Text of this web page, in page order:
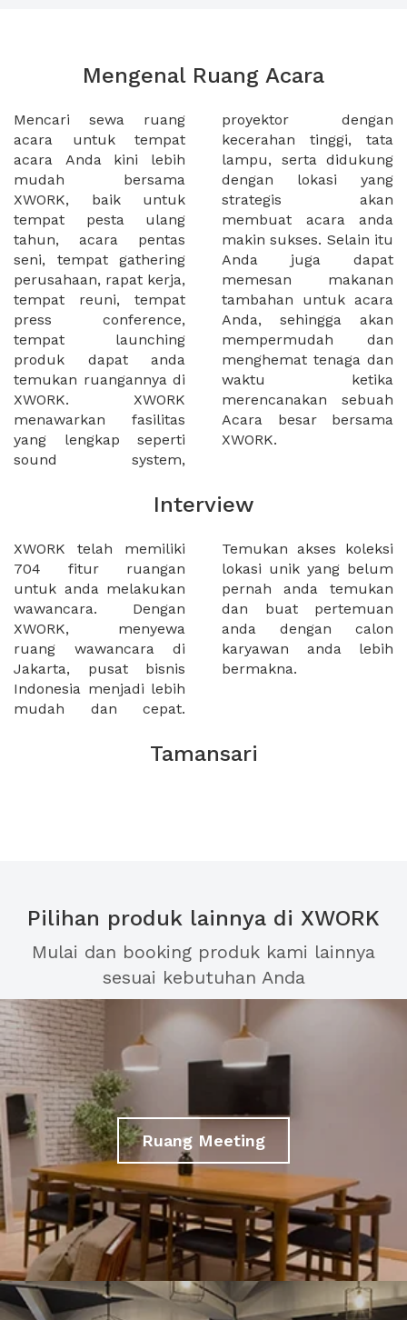
Mengenal Ruang Acara
Mencari sewa ruang
acara untuk tempat
acara Anda kini lebih
mudah bersama
XWORK, baik untuk
tempat pesta ulang
tahun, acara pentas
seni, tempat gathering
perusahaan, rapat kerja,
tempat reuni, tempat
press conference,
tempat launching
produk dapat anda
temukan ruangannya di
XWORK. XWORK
menawarkan fasilitas
yang lengkap seperti
sound system,
proyektor dengan
kecerahan tinggi, tata
lampu, serta didukung
dengan lokasi yang
strategis akan
membuat acara anda
makin sukses. Selain itu
Anda juga dapat
memesan makanan
tambahan untuk acara
Anda, sehingga akan
mempermudah dan
menghemat tenaga dan
waktu ketika
merencanakan sebuah
Acara besar bersama
XWORK.
Interview
XWORK telah memiliki
704 fitur ruangan
untuk anda melakukan
wawancara. Dengan
XWORK, menyewa
ruang wawancara di
Jakarta, pusat bisnis
Indonesia menjadi lebih
mudah dan cepat.
Temukan akses koleksi
lokasi unik yang belum
pernah anda temukan
dan buat pertemuan
anda dengan calon
karyawan anda lebih
bermakna.
Tamansari
Pilihan produk lainnya di XWORK
Mulai dan booking produk kami lainnya
sesuai kebutuhan Anda
Ruang Meeting